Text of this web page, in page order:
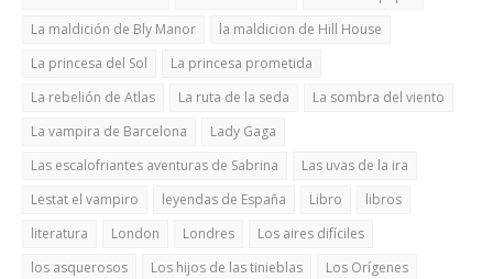
La maldición de Bly Manor
la maldicion de Hill House
La princesa del Sol
La princesa prometida
La rebelión de Atlas
La ruta de la seda
La sombra del viento
La vampira de Barcelona
Lady Gaga
Las escalofriantes aventuras de Sabrina
Las uvas de la ira
Lestat el vampiro
leyendas de España Libro
libros
literatura
London Londres
Los aires difíciles
los asquerosos
Los hijos de las tinieblas
Los Orígenes